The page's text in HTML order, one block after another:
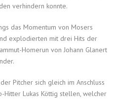
verhindern konnte.
das Momentum von Mosers
explodierten mit drei Hits der
Homerun von Johann Glanert
Pitcher sich gleich im Anschluss
Hitter Lukas Köttig stellen, welcher